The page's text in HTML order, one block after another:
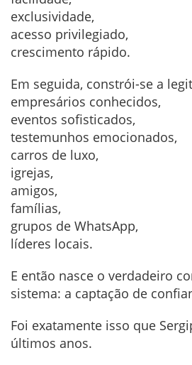
exclusividade,
acesso privilegiado,
crescimento rápido.
Em seguida, constrói-se a
empresários conhecidos,
eventos sofisticados,
testemunhos emocionados,
carros de luxo,
igrejas,
amigos,
famílias,
grupos de WhatsApp,
líderes locais.
E então nasce o verdadeiro
sistema: a captação de
Foi exatamente isso que
últimos anos.